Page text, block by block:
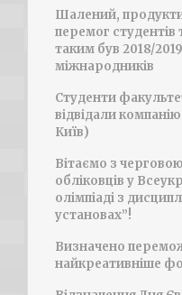
Шалений,
перемог студентів
таким був 2018/
міжнародників
Студенти
відвідали
Київ)
Вітаємо з
обліковців у
олімпіаді з
установах”!
Визначено
найкреативніше